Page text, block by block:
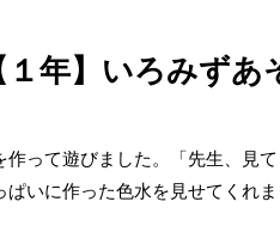
年】いろみずあ
って遊びました。「先生、見
いに作った色水を見せてくれま